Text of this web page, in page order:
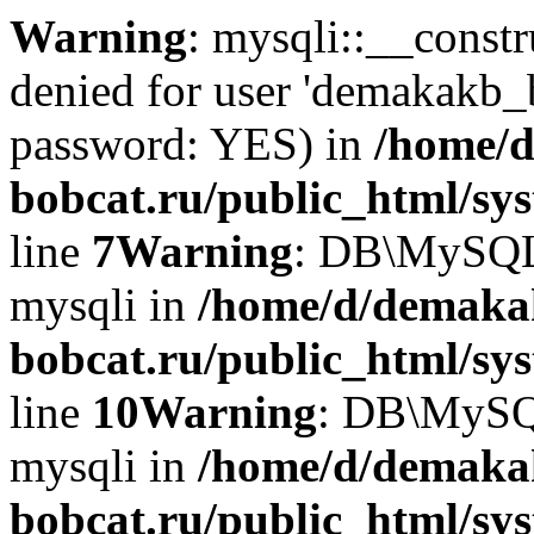
Warning:
denied for user
password: YES) in /home/
bobcat.ru/public_html/
line 7Warning:
mysqli in /home/d/
bobcat.ru/public_html/
line 10Warning:
mysqli in /home/d/
bobcat.ru/public_html/